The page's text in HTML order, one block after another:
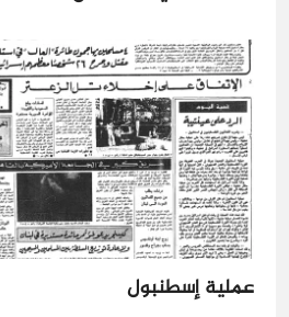
عملية إسطنبول